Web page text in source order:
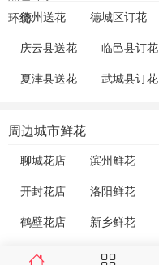
德州送花 德城区订花
庆云县送花 临邑县订花
夏津县送花 武城县订花
周边城市鲜花
聊城花店 滨州鲜花
开封花店 洛阳鲜花
鹤壁花店 新乡鲜花